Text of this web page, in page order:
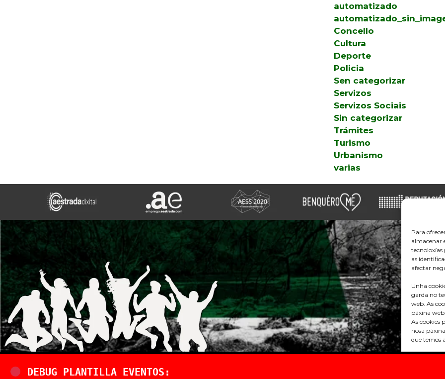
Para
almacenar
as
afectar
Unha
garda no
web. As
páxina
As cookies
nosa
que temos
automatizado
Concello
Cultura
Deporte
Policia
Sen categorizar
Servizos
Servizos Sociais
Sin categorizar
Trámites
Turismo
Urbanismo
varias
DEBUG PLANTILLA EVENTOS: